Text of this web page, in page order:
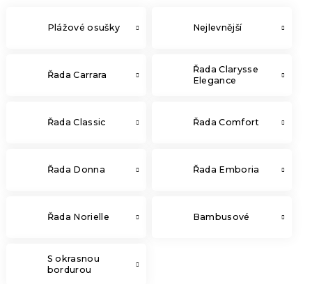
Plážové osušky Nejlevnější
Řada Carrara
Řada Clarysse
Elegance
Řada Classic Řada Comfort
Řada Donna Řada Emboria
Řada Norielle Bambusové
S okrasnou
bordurou